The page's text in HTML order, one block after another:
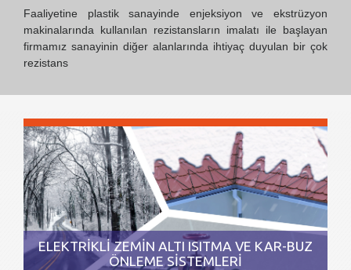
Faaliyetine plastik sanayinde enjeksiyon ve ekstrüzyon
makinalarında kullanılan rezistansların imalatı ile başlayan
firmamız sanayinin diğer alanlarında ihtiyaç duyulan bir çok
rezistans
ELEKTRİKLİ ZEMİN ALTI ISITMA VE KAR-BUZ
ÖNLEME SİSTEMLERİ